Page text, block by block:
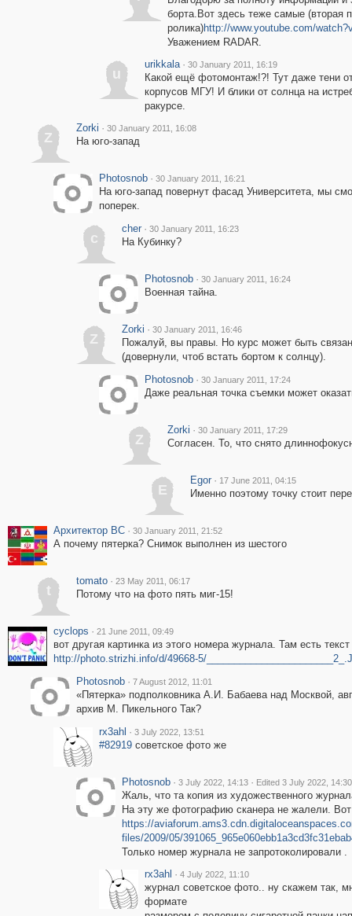
борта.Вот здесь теже самые (вторая
ролика)http://www.youtube.com/
Уважением RADAR.
u
urikkala · 30 January 2011, 16:19
Какой ещё фотомонтаж!?! Тут даже тени
корпусов МГУ! И блики от солнца на
ракурсе.
Z
Zorki · 30 January 2011, 16:08
На юго-запад
Photosnob · 30 January 2011, 16:21
На юго-запад повернут фасад Университета, мы
поперек.
c
cher · 30 January 2011, 16:23
На Кубинку?
Photosnob · 30 January 2011, 16:24
Военная тайна.
Z
Zorki · 30 January 2011, 16:46
Пожалуй, вы правы. Но курс может быть
(довернули, чтоб встать бортом к солнцу).
Photosnob · 30 January 2011, 17:24
Даже реальная точка съемки может
Z
Zorki · 30 January 2011, 17:29
Согласен. То, что снято
E
Egor · 17 June 2011, 04:15
Именно поэтому точку стоит
Архитектор ВС · 30 January 2011, 21:52
А почему пятерка? Снимок выполнен из шестого
t
tomato · 23 May 2011, 06:17
Потому что на фото пять миг-15!
cyclops · 21 June 2011, 09:49
вот другая картинка из этого номера журнала. Там есть
http://photo.strizhi.info/d/49668-5/
Photosnob · 7 August 2012, 11:01
«Пятерка» подполковника А.И. Бабаева над Москвой,
архив М. Пикельного Так?
rx3ahl · 3 July 2022, 13:51
#82919советское фото же
Photosnob · 3 July 2022, 14:13 · Edited 3 July 2022, 14:30
Жаль, что та копия из художественного
На эту же фотографию сканера не жалели.
https://
files/2009/05/
Только номер журнала не запротоколировали .
rx3ahl · 4 July 2022, 11:10
журнал советское фото.. ну скажем так,
формате